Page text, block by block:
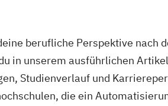
berufliche Perspektive nach
in unserem ausführlichen
Studienverlauf und
die ein